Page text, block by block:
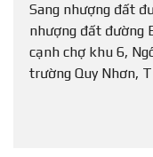
Sang nhượng đất
nhượng đất đường
cạnh chợ khu 6,
trường Quy Nhơn,